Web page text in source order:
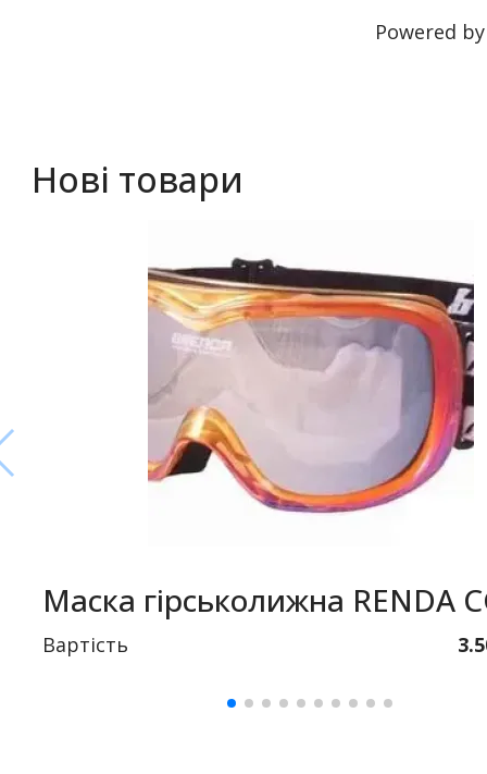
Powered
Нові товари
Маска гірськолижна RENDA
Вартість